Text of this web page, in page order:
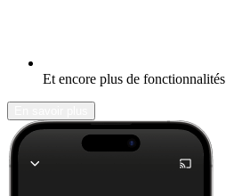
Et encore plus de fonctionnalités